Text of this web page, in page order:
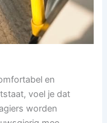
en
voel je dat
worden